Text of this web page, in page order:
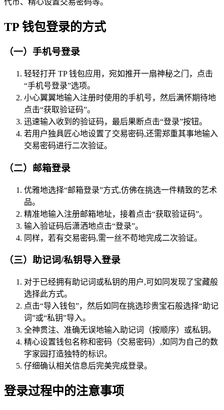
TP 钱包登录的方式
（一）手机号登录
轻轻打开 TP 钱包应用，宛如推开一扇神秘之门，点击
“手机号登录”选项。
小心翼翼地输入注册时使用的手机号，然后满怀期待地
点击“获取验证码”。
迅速输入收到的验证码，最后果断点击“登录”按钮。
若用户独具匠心地设置了交易密码,还需郑重其事地输入
交易密码进行二次验证。
（二）邮箱登录
优雅地选择“邮箱登录”方式,仿佛在挑选一件精致的艺术
品。
精准地输入注册邮箱地址，接着点击“获取验证码”。
输入验证码后潇洒地点击“登录”。
同样，若有交易密码,需一丝不苟地完成二次验证。
（三）助记词/私钥导入登录
对于已经拥有助记词或私钥的用户,可如同发现了宝藏般
选择此方式。
点击“导入钱包”，然后如同在挑选珍贵宝石般选择“助记
词”或“私钥”导入。
全神贯注、准确无误地输入助记词（按顺序）或私钥。
精心设置钱包名称和密码（交易密码）,如同为自己的数
字家园打造独特的标识。
仔细确认相关信息后完美完成登录。
登录过程中的注意事项